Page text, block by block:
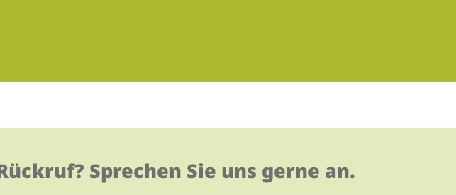
Sprechen Sie uns gerne an.